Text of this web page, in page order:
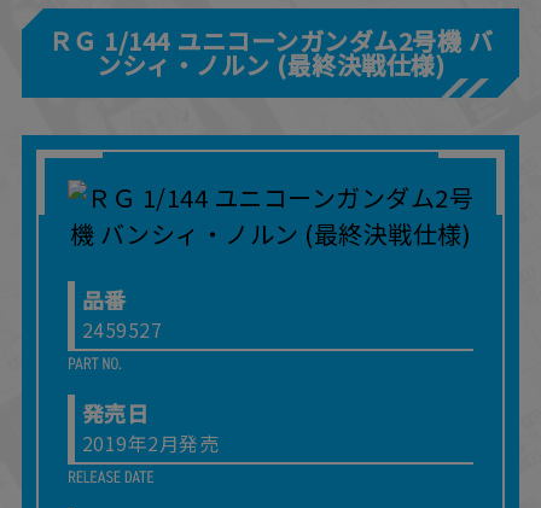
ＲＧ 1/144 ユニコーンガンダム2号機 バ
ンシィ・ノルン (最終決戦仕様)
品番
2459527
発売日
2019年2月発売